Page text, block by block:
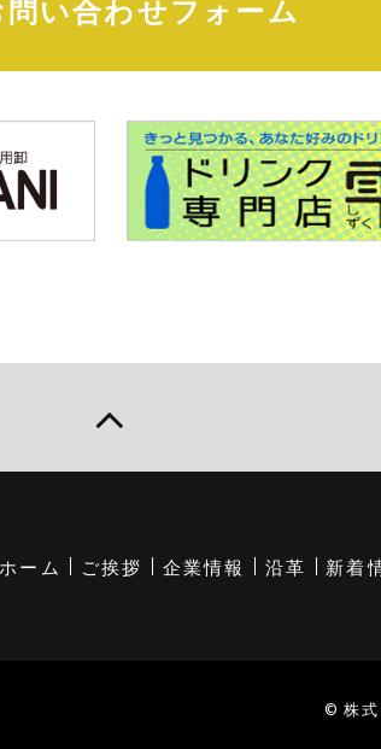
問い合わせフォーム
ホーム ご挨拶 企業情報 沿革 新着
© 株